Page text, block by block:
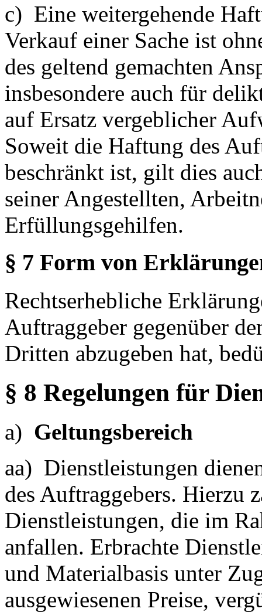
c) Eine weitergehende
Verkauf einer Sache ist
des geltend gemachten
insbesondere auch für
auf Ersatz vergeblicher
Soweit die Haftung des
beschränkt ist, gilt dies
seiner Angestellten,
Erfüllungsgehilfen.
§ 7 Form von
Rechtserhebliche
Auftraggeber gegenüber
Dritten abzugeben hat,
§ 8 Regelungen für
a) Geltungsbereich
aa) Dienstleistungen
des Auftraggebers. Hierzu
Dienstleistungen, die im
anfallen. Erbrachte
und Materialbasis unter
ausgewiesenen Preise,